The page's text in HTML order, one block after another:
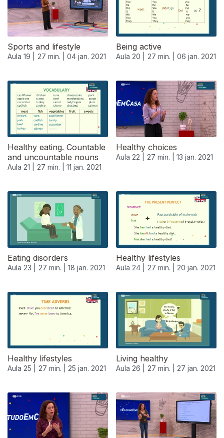
Sports and lifestyle
Aula 19 | 27 min. | 04 jan. 2021
Being active
Aula 20 | 27 min. | 06 jan. 2021
Healthy eating. Countable
and uncountable nouns
Aula 21 | 27 min. | 11 jan. 2021
Healthy choices
Aula 22 | 27 min. | 13 jan. 2021
Eating disorders
Aula 23 | 27 min. | 18 jan. 2021
Healthy lifestyles
Aula 24 | 27 min. | 20 jan. 2021
518756
Healthy lifestyles
Aula 25 | 27 min. | 25 jan. 2021
Living healthy
Aula 26 | 27 min. | 27 jan. 2021